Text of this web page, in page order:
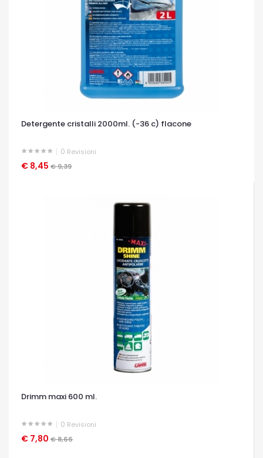
Detergente cristalli 2000ml. (-36 c) flacone
0 Revisioni
€ 8,45 € 9,39
OCCHIATA VELOCE
Drimm maxi 600 ml.
0 Revisioni
€ 7,80 € 8,66
OCCHIATA VELOCE